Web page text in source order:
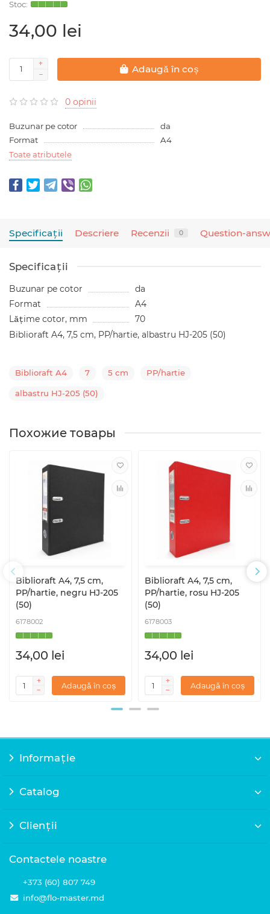
34,00 lei
Adaugă în coș
0 opinii
Buzunar pe cotor
da
Format
A4
Toate atributele
Specificaţii Descriere Recenzii 0 Question-
Specificaţii
Buzunar pe cotor
da
Format
A4
Lățime cotor, mm
70
Biblioraft A4, 7,5 cm, PP/hartie, albastru HJ-205 (50)
Biblioraft A4 7 5 cm PP/hartie
albastru HJ-205 (50)
Похожие товары
Biblioraft A4, 7,5 cm,
PP/hartie, negru HJ-205
(50)
6178002
34,00 lei
Adaugă în coș
Biblioraft A4, 7,5 cm,
PP/hartie, rosu HJ-205
(50)
6178003
34,00 lei
Adaugă în coș
Informație
Catalog
Clienții
Contactele noastre
+373 (60) 807 749
info@flo-master.md